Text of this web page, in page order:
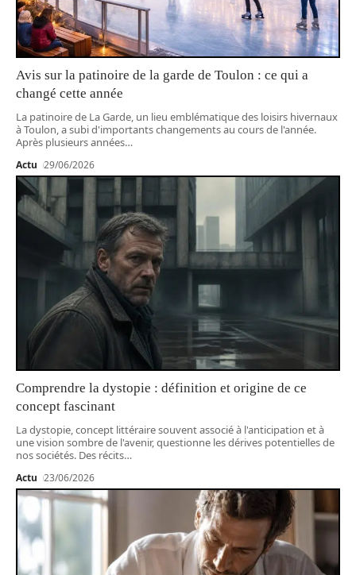
Avis sur la patinoire de la garde de Toulon : ce qui a
changé cette année
La patinoire de La Garde, un lieu emblématique des loisirs hivernaux
à Toulon, a subi d'importants changements au cours de l'année.
Après plusieurs années…
Actu 29/06/2026
Comprendre la dystopie : définition et origine de ce
concept fascinant
La dystopie, concept littéraire souvent associé à l'anticipation et à
une vision sombre de l'avenir, questionne les dérives potentielles de
nos sociétés. Des récits…
Actu 23/06/2026